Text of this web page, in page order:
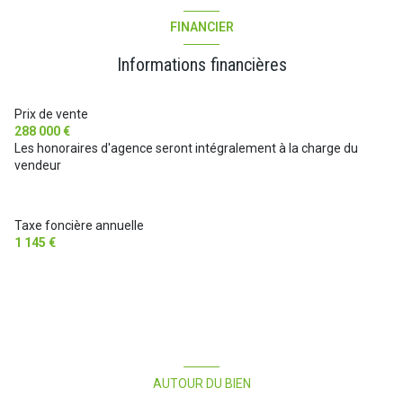
piscinable
Chalet
cellier
terrasse
garage
FINANCIER
Informations financières
Prix de vente
288 000 €
Les honoraires d'agence seront intégralement à la charge du
vendeur
Taxe foncière annuelle
1 145 €
AUTOUR DU BIEN